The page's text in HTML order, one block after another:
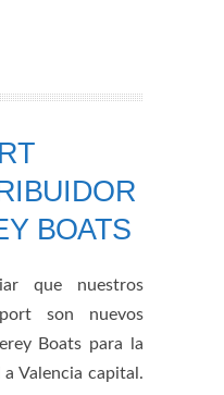
BOATS
que nuestros
son nuevos
Boats para la
Valencia capital.